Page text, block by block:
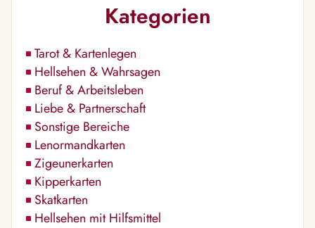
Kategorien
Tarot & Kartenlegen
Hellsehen & Wahrsagen
Beruf & Arbeitsleben
Liebe & Partnerschaft
Sonstige Bereiche
Lenormandkarten
Zigeunerkarten
Kipperkarten
Skatkarten
Hellsehen mit Hilfsmittel